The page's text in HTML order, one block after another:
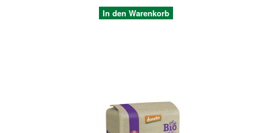
In den Warenkorb